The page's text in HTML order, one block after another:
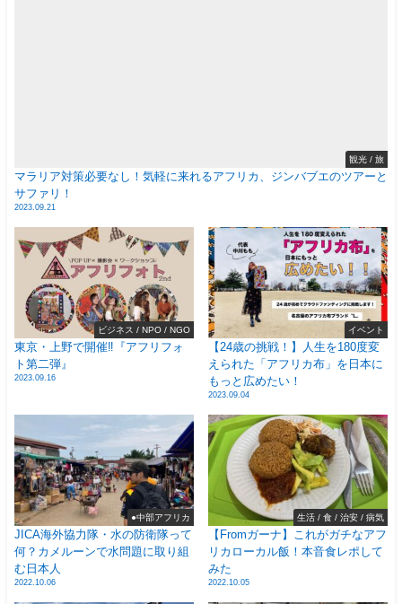
観光 / 旅
マラリア対策必要なし！気軽に来れるアフリカ、ジンバブエのツアーと
サファリ！
2023.09.21
ビジネス / NPO / NGO
東京・上野で開催‼️『アフリフォ
ト第二弾』
2023.09.16
イベント
【24歳の挑戦！】人生を180度変
えられた「アフリカ布」を日本に
もっと広めたい！
2023.09.04
●中部アフリカ
JICA海外協力隊・水の防衛隊って
何？カメルーンで水問題に取り組
む日本人
2022.10.06
生活 / 食 / 治安 / 病気
【Fromガーナ】これがガチなアフ
リカローカル飯！本音食レポして
みた
2022.10.05